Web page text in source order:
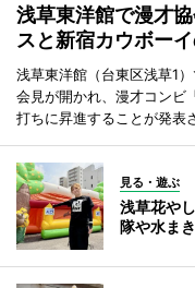
浅草東洋館で漫才
スと新宿カウボー
浅草東洋館（台東区浅草1
会見が開かれ、漫才コンビ
打ちに昇進することが発表
見る・遊ぶ
浅草花や
隊や水ま